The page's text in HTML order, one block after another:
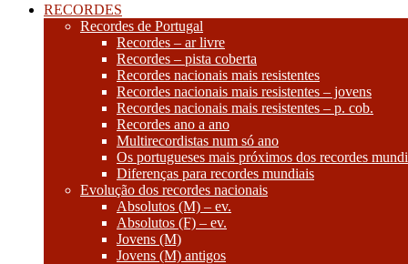
RECORDES
Recordes de Portugal
Recordes – ar livre
Recordes – pista coberta
Recordes nacionais mais resistentes
Recordes nacionais mais resistentes – jovens
Recordes nacionais mais resistentes – p. cob.
Recordes ano a ano
Multirecordistas num só ano
Os portugueses mais próximos dos recordes
Diferenças para recordes mundiais
Evolução dos recordes nacionais
Absolutos (M) – ev.
Absolutos (F) – ev.
Jovens (M)
Jovens (M) antigos